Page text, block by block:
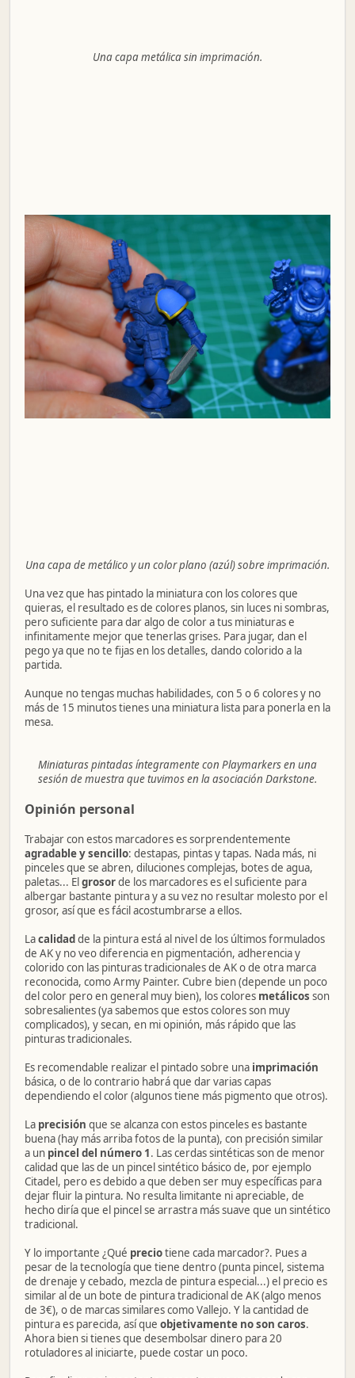
Una capa metálica sin imprimación.
Una capa de metálico y un color plano (azúl) sobre imprimación.
Una vez que has pintado la miniatura con los colores que
quieras, el resultado es de colores planos, sin luces ni sombras,
pero suficiente para dar algo de color a tus miniaturas e
infinitamente mejor que tenerlas grises. Para jugar, dan el
pego ya que no te fijas en los detalles, dando colorido a la
partida.
Aunque no tengas muchas habilidades, con 5 o 6 colores y no
más de 15 minutos tienes una miniatura lista para ponerla en la
mesa.
Miniaturas pintadas íntegramente con Playmarkers en una
sesión de muestra que tuvimos en la asociación Darkstone.
Opinión personal
Trabajar con estos marcadores es sorprendentemente
agradable y sencillo: destapas, pintas y tapas. Nada más, ni
pinceles que se abren, diluciones complejas, botes de agua,
paletas... Elgrosorde los marcadores es el suficiente para
albergar bastante pintura y a su vez no resultar molesto por el
grosor, así que es fácil acostumbrarse a ellos.
Lacalidadde la pintura está al nivel de los últimos formulados
de AK y no veo diferencia en pigmentación, adherencia y
colorido con las pinturas tradicionales de AK o de otra marca
reconocida, como Army Painter. Cubre bien (depende un poco
del color pero en general muy bien), los colores metálicos son
sobresalientes (ya sabemos que estos colores son muy
complicados), y secan, en mi opinión, más rápido que las
pinturas tradicionales.
Es recomendable realizar el pintado sobre una imprimación
básica, o de lo contrario habrá que dar varias capas
dependiendo el color (algunos tiene más pigmento que otros).
La precisión que se alcanza con estos pinceles es bastante
buena (hay más arriba fotos de la punta), con precisión similar
a un pincel del número 1. Las cerdas sintéticas son de menor
calidad que las de un pincel sintético básico de, por ejemplo
Citadel, pero es debido a que deben ser muy específicas para
dejar fluir la pintura. No resulta limitante ni apreciable, de
hecho diría que el pincel se arrastra más suave que un sintético
tradicional.
Y lo importante ¿Qué preciotiene cada marcador?. Pues a
pesar de la tecnología que tiene dentro (punta pincel, sistema
de drenaje y cebado, mezcla de pintura especial...) el precio es
similar al de un bote de pintura tradicional de AK (algo menos
de 3€), o de marcas similares como Vallejo. Y la cantidad de
pintura es parecida, así que objetivamente no son caros.
Ahora bien si tienes que desembolsar dinero para 20
rotuladores al iniciarte, puede costar un poco.